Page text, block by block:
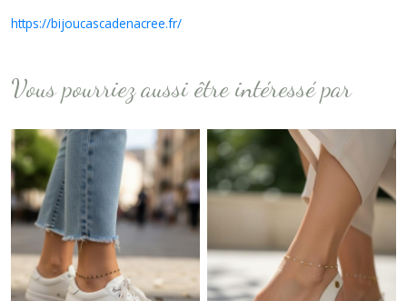
https://bijoucascadenacree.fr/
Vous pourriez aussi être intéressé par